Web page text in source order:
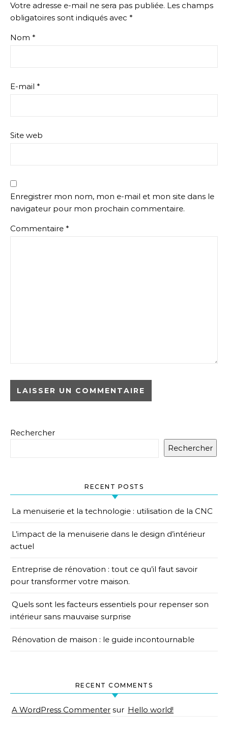
Votre adresse e-mail ne sera pas publiée. Les champs
obligatoires sont indiqués avec *
Nom *
E-mail *
Site web
Enregistrer mon nom, mon e-mail et mon site dans le
navigateur pour mon prochain commentaire.
Commentaire *
Rechercher
Rechercher
RECENT POSTS
La menuiserie et la technologie : utilisation de la CNC
L’impact de la menuiserie dans le design d’intérieur
actuel
Entreprise de rénovation : tout ce qu’il faut savoir
pour transformer votre maison.
Quels sont les facteurs essentiels pour repenser son
intérieur sans mauvaise surprise
Rénovation de maison : le guide incontournable
RECENT COMMENTS
A WordPress Commenter sur Hello world!